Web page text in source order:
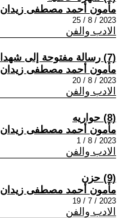
مأمون أحمد مصطفى زيدان
2023 / 8 / 25
الادب والفن
(7) رسالة مفتوحة إلى شهداء فلسطين
مأمون أحمد مصطفى زيدان
2023 / 8 / 20
الادب والفن
(8) حواريه
مأمون أحمد مصطفى زيدان
2023 / 8 / 1
الادب والفن
(9) حزن
مأمون أحمد مصطفى زيدان
2023 / 7 / 19
الادب والفن